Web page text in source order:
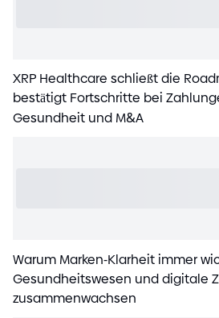
XRP Healthcare schließt die
bestätigt Fortschritte bei
Gesundheit und M&A
Warum Marken-Klarheit immer
Gesundheitswesen und digitale
zusammenwachsen